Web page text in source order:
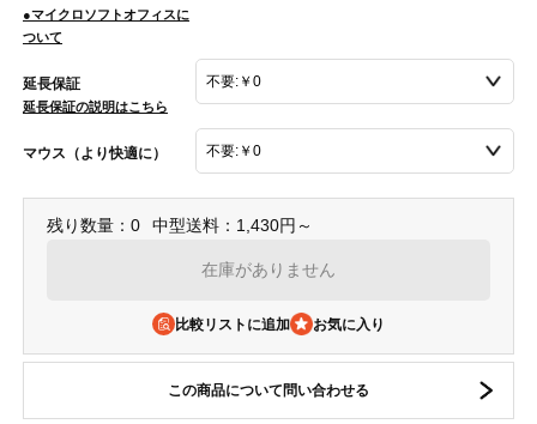
●マイクロソフトオフィスに
ついて
延長保証
延長保証の説明はこちら
マウス（より快適に）
残り数量：0 中型送料：1,430円～
在庫がありません
比較リストに追加
この商品について問い合わせる